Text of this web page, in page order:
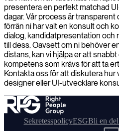
presentera en perfekt matchad
dagar. Vår process är
förrän ni har valt en konsult och
dialog, kandidatpresentation och
till dess. Oavsett om ni behöver
distans, kan vi hjälpa er att
kompetens som krävs för att ta
Kontakta oss för att diskutera hur
designer eller UI-utvecklare
SekretesspolicyESGBli en